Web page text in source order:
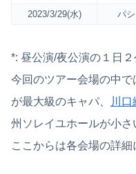
2023/3/29(水)
パ
*: 昼公演/夜公演の１日
今回のツアー会場の中
が最大級のキャパ、
川
州ソレイユホールが小さ
ここからは各会場の詳細